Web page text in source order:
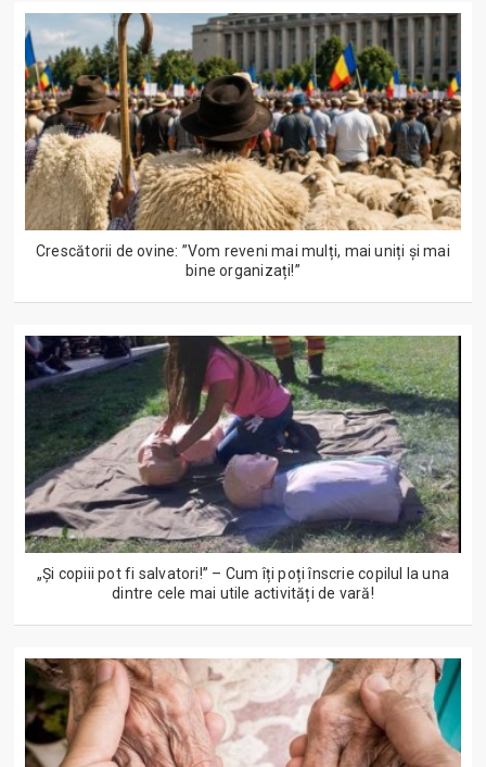
Crescătorii de ovine: ”Vom reveni mai mulți, mai uniți și mai
bine organizați!”
„Și copiii pot fi salvatori!” – Cum îți poți înscrie copilul la una
dintre cele mai utile activități de vară!